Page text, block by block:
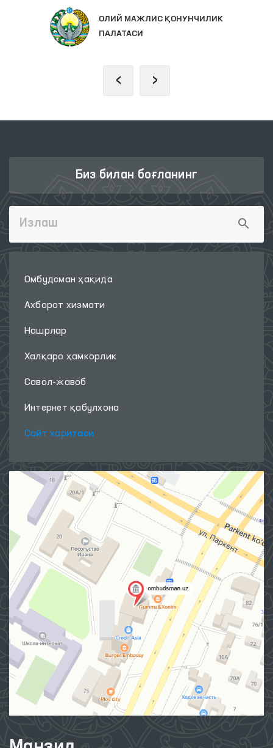
ОЛИЙ МАЖЛИС ҚОНУНЧИЛИК
ПАЛАТАСИ
‹ ›
Биз билан боғланинг
Омбудсман ҳақида
Ахборот хизмати
Нашрлар
Халқаро ҳамкорлик
Савол-жавоб
Интернет қабулхона
Сайт харитаси